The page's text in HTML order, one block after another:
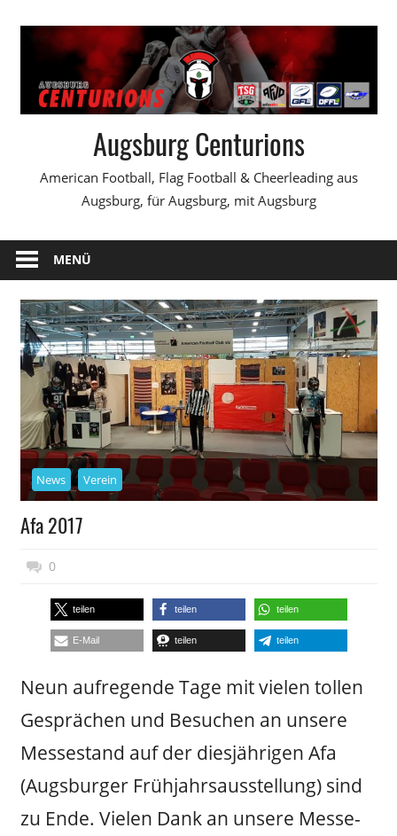
Augsburg Centurions
American Football, Flag Football & Cheerleading aus
Augsburg, für Augsburg, mit Augsburg
MENÜ
News Verein
Afa 2017
10. April 2017
Daniel Metzler
0
teilen teilen teilen
E-Mail teilen teilen
Neun aufregende Tage mit vielen tollen
Gesprächen und Besuchen an unsere
Messestand auf der diesjährigen Afa
(Augsburger Frühjahrsausstellung) sind
zu Ende. Vielen Dank an unsere Messe-